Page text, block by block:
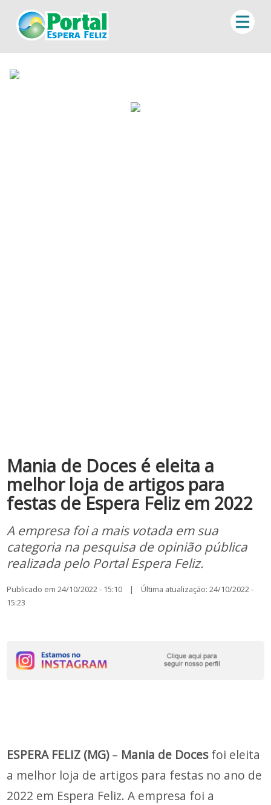
Mania de Doces é eleita a
melhor loja de artigos para
festas de Espera Feliz em 2022
A empresa foi a mais votada em sua
categoria na pesquisa de opinião pública
realizada pelo Portal Espera Feliz.
Publicado em 24/10/2022 - 15:10 | Última atualização: 24/10/2022 -
15:23
ESPERA FELIZ (MG)– Mania de Docesfoi eleita
a melhor loja de artigos para festas no ano de
2022 em Espera Feliz. A empresa foi a